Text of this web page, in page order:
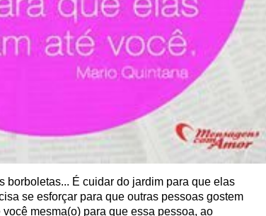
borboletas... É cuidar do jardim para que elas
se esforçar para que outras pessoas gostem
mesma(o) para que essa pessoa, ao